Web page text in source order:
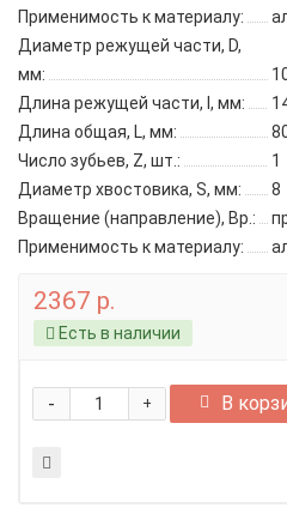
Применимость к материалу:
Диаметр режущей части, D,
мм:
Длина режущей части, l, мм:
Длина общая, L, мм:
Число зубьев, Z, шт.:
1
Диаметр хвостовика, S, мм:
8
Вращение (направление), Вр.:
Применимость к материалу:
2367 р.
Есть в наличии
+
- В